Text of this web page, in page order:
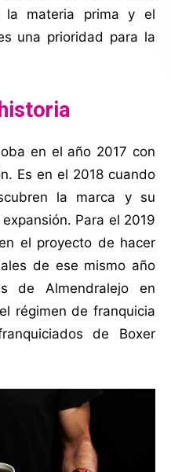
la materia prima y el
una prioridad para la
en el año 2017 con
Es en el 2018 cuando
la marca y su
Para el 2019
el proyecto de hacer
de ese mismo año
de Almendralejo en
régimen de franquicia
de Boxer